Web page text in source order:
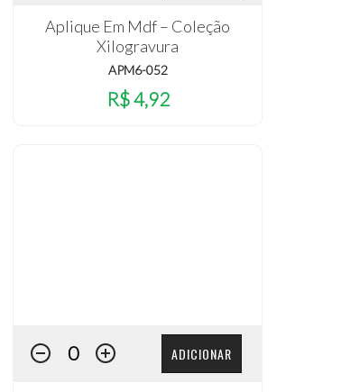
Aplique Em Mdf – Coleção
Xilogravura
APM6-052
R$ 4,92
ADICIONAR